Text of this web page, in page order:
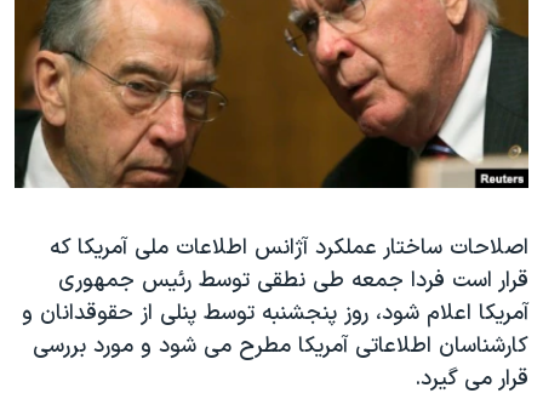
فرهنگ و زندگی
حقوق شهروندی
اقتصادی
علم و فناوری
گالری عکس
آرشیو پخش زنده
مستندها
انتخابات ریاست جمهوری آمریکا ۲۰۲۴
حمله جمهوری اسلامی به اسرائیل
رمز مهسا
اعتراضات زن، زندگی، آزادی
مجموعه مستندهای دادخواهی
تریبونال مردمی آبان ۹۸
دادگاه حمید نوری
دنبال کنید
زبانهای مختلف
اصلاحات ساختار عملکرد آژانس اطلاعات ملی آمریکا که
قرار است فردا جمعه طی نطقی توسط رئیس جمهوری
آمریکا اعلام شود، روز پنجشنبه توسط پنلی از حقوقدانان و
کارشناسان اطلاعاتی آمریکا مطرح می شود و مورد بررسی
قرار می گیرد.